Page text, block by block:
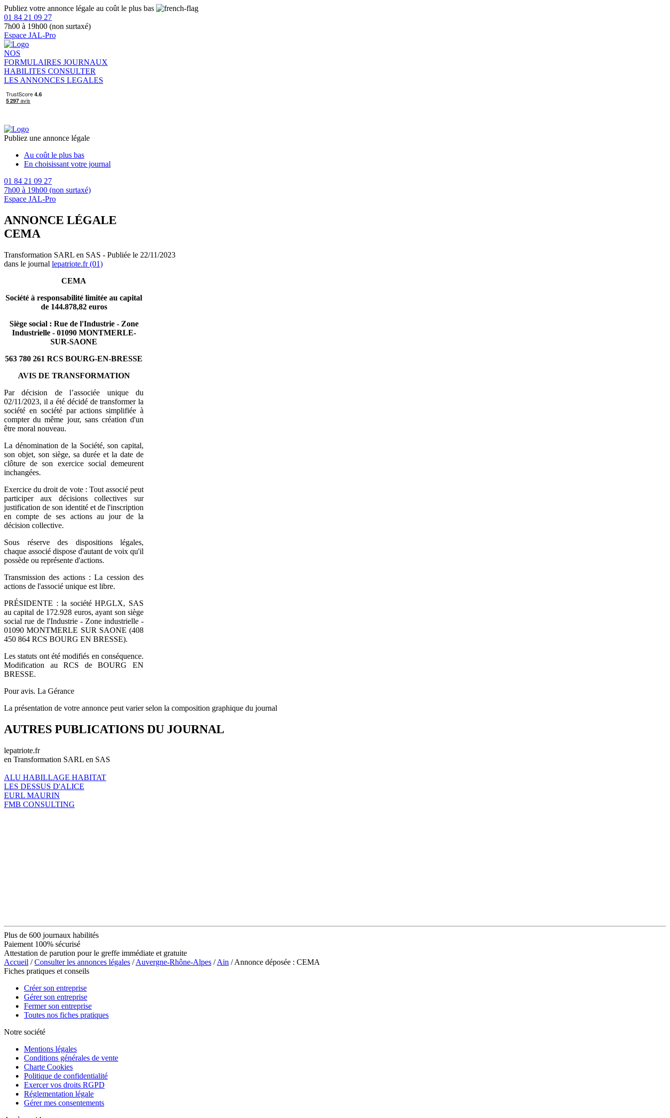
Publiez votre annonce légale au coût le plus bas
01 84 21 09 27
7h00 à 19h00 (non surtaxé)
Espace JAL-Pro
NOS
FORMULAIRES JOURNAUX
HABILITES CONSULTER
LES ANNONCES LEGALES
Publiez une annonce légale
Au coût le plus bas
En choisissant votre journal
01 84 21 09 27
7h00 à 19h00 (non surtaxé)
Espace JAL-Pro
ANNONCE LÉGALE
CEMA
Transformation SARL en SAS - Publiée le 22/11/2023
dans le journal lepatriote.fr (01)
CEMA
Société à responsabilité limitée au capital
de 144.878,82 euros
Siège social : Rue de l'Industrie - Zone
Industrielle - 01090 MONTMERLE-
SUR-SAONE
563 780 261 RCS BOURG-EN-BRESSE
AVIS DE TRANSFORMATION
Par décision de l’associée unique du
02/11/2023, il a été décidé de transformer la
société en société par actions simplifiée à
compter du même jour, sans création d'un
être moral nouveau.
La dénomination de la Société, son capital,
son objet, son siège, sa durée et la date de
clôture de son exercice social demeurent
inchangées.
Exercice du droit de vote : Tout associé peut
participer aux décisions collectives sur
justification de son identité et de l'inscription
en compte de ses actions au jour de la
décision collective.
Sous réserve des dispositions légales,
chaque associé dispose d'autant de voix qu'il
possède ou représente d'actions.
Transmission des actions : La cession des
actions de l'associé unique est libre.
PRÉSIDENTE : la société HP.GLX, SAS
au capital de 172.928 euros, ayant son siège
social rue de l'Industrie - Zone industrielle -
01090 MONTMERLE SUR SAONE (408
450 864 RCS BOURG EN BRESSE).
Les statuts ont été modifiés en conséquence.
Modification au RCS de BOURG EN
BRESSE.
Pour avis. La Gérance
La présentation de votre annonce peut varier selon la composition graphique du journal
AUTRES PUBLICATIONS DU JOURNAL
lepatriote.fr
en Transformation SARL en SAS
ALU HABILLAGE HABITAT
LES DESSUS D'ALICE
EURL MAURIN
FMB CONSULTING
Plus de 600 journaux habilités
Paiement 100% sécurisé
Attestation de parution pour le greffe immédiate et gratuite
Accueil /Consulter les annonces légales /Auvergne-Rhône-Alpes /Ain / Annonce déposée : CEMA
Fiches pratiques et conseils
Créer son entreprise
Gérer son entreprise
Fermer son entreprise
Toutes nos fiches pratiques
Notre société
Mentions légales
Conditions générales de vente
Charte Cookies
Politique de confidentialité
Exercer vos droits RGPD
Réglementation légale
Gérer mes consentements